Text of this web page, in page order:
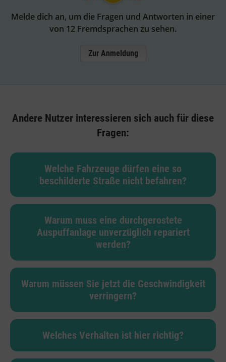
Melde dich an, um die Fragen und Antworten in einer
von 12 Fremdsprachen zu sehen.
Zur Anmeldung
Andere Nutzer interessieren sich auch für diese
Fragen:
Welche Fahrzeuge dürfen eine so
beschilderte Straße nicht befahren?
Warum muss eine durchgerostete
Auspuffanlage unverzüglich repariert
werden?
Warum müssen Sie jetzt die Geschwindigkeit
verringern?
Welches Verhalten ist hier richtig?